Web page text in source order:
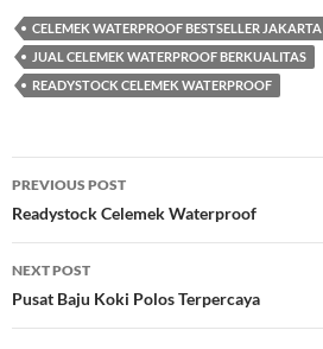
CELEMEK WATERPROOF BESTSELLER JAKARTA
JUAL CELEMEK WATERPROOF BERKUALITAS
READYSTOCK CELEMEK WATERPROOF
Post
navigation
PREVIOUS POST
Readystock Celemek Waterproof
NEXT POST
Pusat Baju Koki Polos Terpercaya